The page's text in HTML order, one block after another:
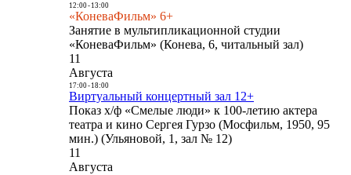
12:00- 13:00
«КоневаФильм» 6+
Занятие в мультипликационной студии
«КоневаФильм» (Конева, 6, читальный зал)
11
Августа
17:00- 18:00
Виртуальный концертный зал 12+
Показ х/ф «Смелые люди» к 100-летию актера
театра и кино Сергея Гурзо (Мосфильм, 1950, 95
мин.) (Ульяновой, 1, зал № 12)
11
Августа